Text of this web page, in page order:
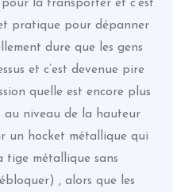
la transporter et c’est
pratique pour dépanner
dure que les gens
et c’est devenue pire
quelle est encore plus
au niveau de la hauteur
un hocket métallique qui
tige métallique sans
, alors que les